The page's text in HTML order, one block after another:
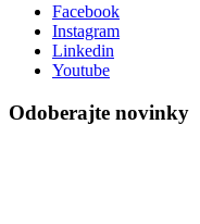
Facebook
Instagram
Linkedin
Youtube
Odoberajte novinky